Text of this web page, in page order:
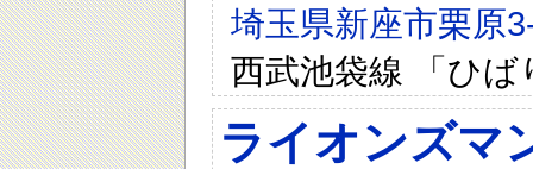
埼玉県新座市栗原
西武池袋線 「ひ
ライオンズマ